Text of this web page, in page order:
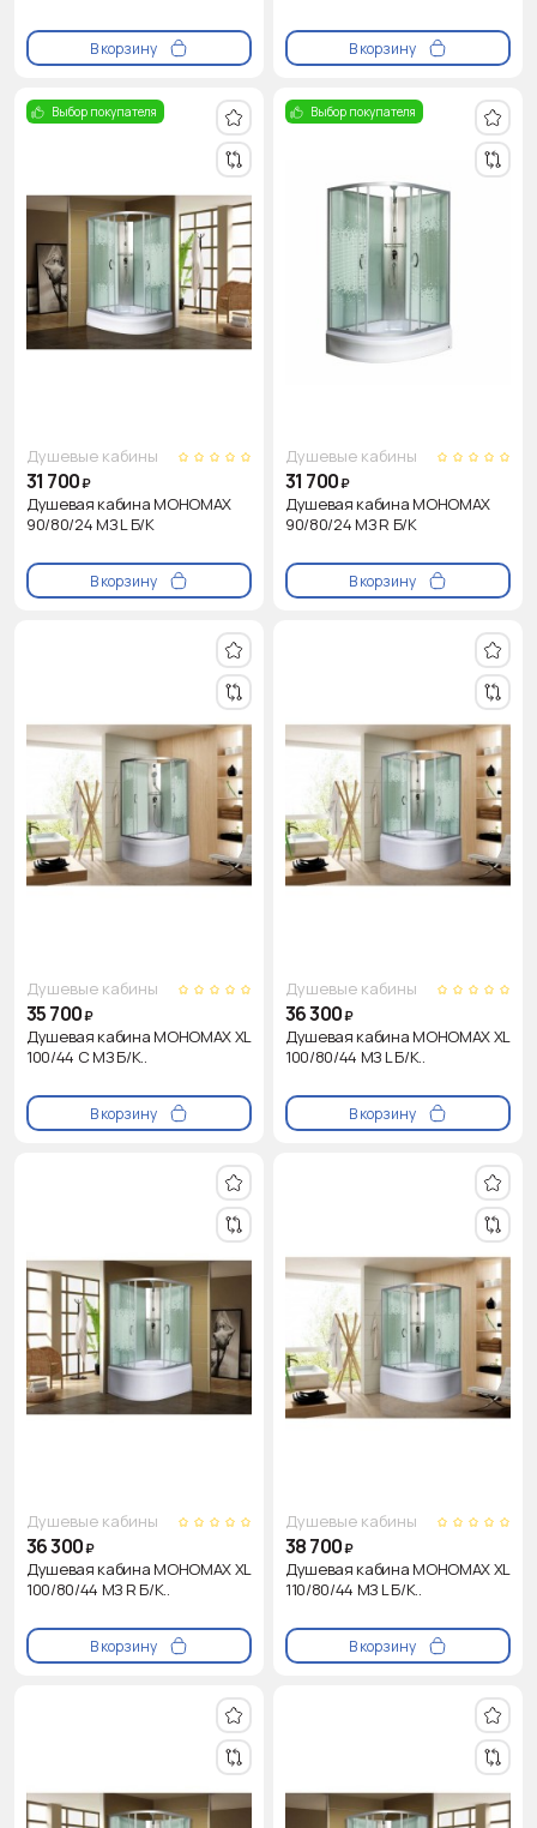
В корзину В корзину
Выбор покупателя
Душевые кабины
31 700₽
Душевая кабина МОНОМАХ
90/80/24 МЗ L Б/К
В корзину
Выбор покупателя
Душевые кабины
31 700₽
Душевая кабина МОНОМАХ
90/80/24 МЗ R Б/К
В корзину
Душевые кабины
35 700₽
Душевая кабина МОНОМАХ XL
100/44 С МЗ Б/К..
В корзину
Душевые кабины
36 300₽
Душевая кабина МОНОМАХ XL
100/80/44 МЗ L Б/К..
В корзину
Душевые кабины
36 300₽
Душевая кабина МОНОМАХ XL
100/80/44 МЗ R Б/К..
В корзину
Душевые кабины
38 700₽
Душевая кабина МОНОМАХ XL
110/80/44 МЗ L Б/К..
В корзину